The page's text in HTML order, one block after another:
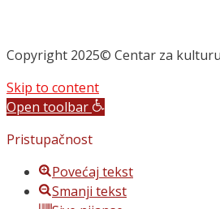
Copyright 2025© Centar za
Skip to content
Open toolbar
Pristupačnost
Povećaj tekst
Smanji tekst